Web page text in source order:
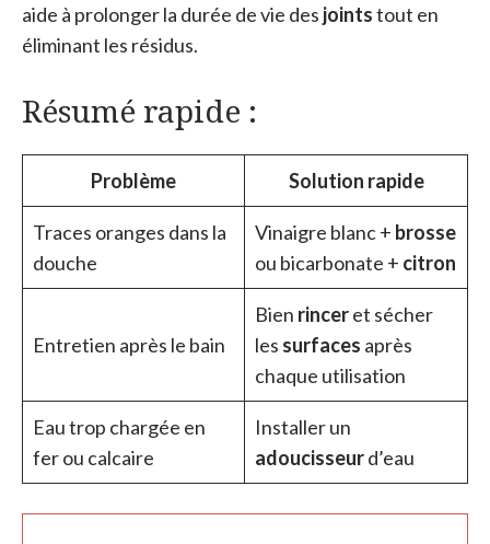
aide à prolonger la durée de vie des jointstout en
éliminant les résidus.
Résumé rapide :
Problème Solution rapide
Traces oranges dans la
douche
Vinaigre blanc + brosse
ou bicarbonate + citron
Entretien après le bain
Bien rinceret sécher
les surfaces après
chaque utilisation
Eau trop chargée en
fer ou calcaire
Installer un
adoucisseurd’eau